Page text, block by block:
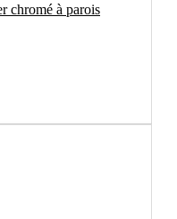
chromé à parois